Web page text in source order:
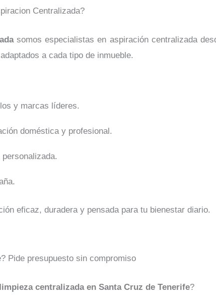
Centralizada?
somos especialistas en aspiración centralizada
a cada tipo de inmueble.
y marcas líderes.
doméstica y profesional.
eficaz, duradera y pensada para tu bienestar diario.
Pide presupuesto sin compromiso
centralizada en Santa Cruz de Tenerife?